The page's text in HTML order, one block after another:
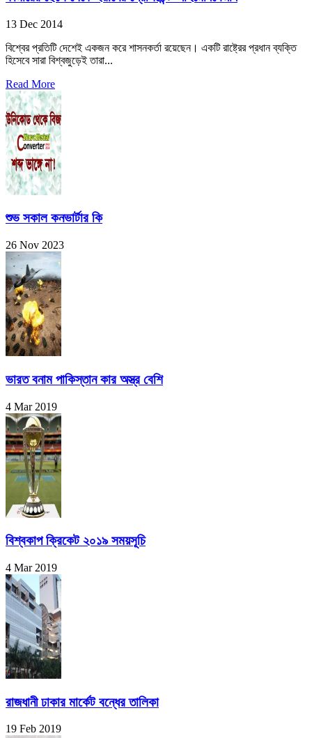
13 Dec 2014
বিশ্বের প্রতিটি দেশেই একজন করে শাসনকর্তা রয়েছেন। একটি রাষ্ট্রের প্রধান ব্যক্তি
হিসেবে সারা বিশ্বজুড়েই তারা...
Read More
শুভ সকাল কনভার্টার কি
26 Nov 2023
ভারত বনাম পাকিস্তান কার অস্ত্র বেশি
4 Mar 2019
বিশ্বকাপ ক্রিকেট ২০১৯ সময়সূচি
4 Mar 2019
রাজধানী ঢাকার মার্কেট বন্ধের তালিকা
19 Feb 2019